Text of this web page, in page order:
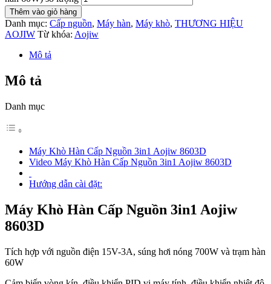
Thêm vào giỏ hàng
Danh mục: Cấp nguồn, Máy hàn, Máy khò, THƯƠNG HIỆU
AOJIW Từ khóa: Aojiw
Mô tả
Mô tả
Danh mục
Máy Khò Hàn Cấp Nguồn 3in1 Aojiw 8603D
Video Máy Khò Hàn Cấp Nguồn 3in1 Aojiw 8603D
Hướng dẫn cài đặt:
Máy Khò Hàn Cấp Nguồn 3in1 Aojiw
8603D
Tích hợp với nguồn điện 15V-3A, súng hơi nóng 700W và trạm hàn
60W